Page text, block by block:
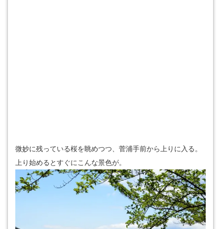
微妙に残っている桜を眺めつつ、菅浦手前から上りに入る。
上り始めるとすぐにこんな景色が。